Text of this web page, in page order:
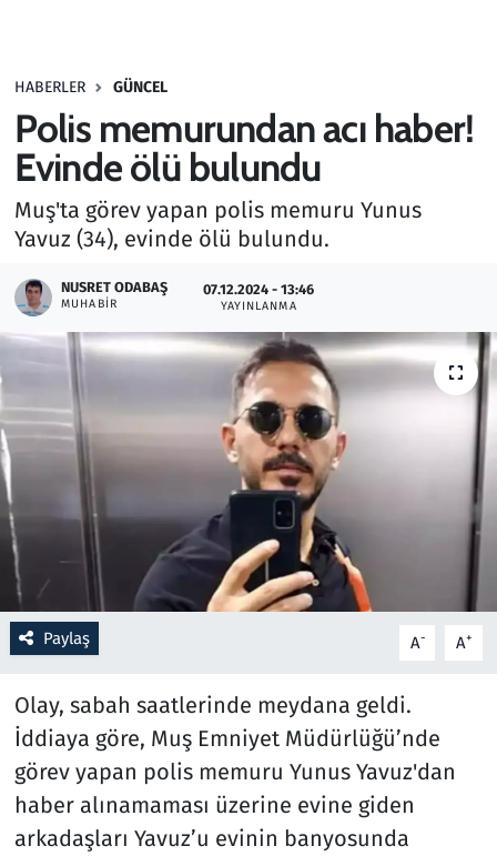
HABERLER GÜNCEL
Polis memurundan acı haber!
Evinde ölü bulundu
Muş'ta görev yapan polis memuru Yunus
Yavuz (34), evinde ölü bulundu.
NUSRET ODABAŞ
MUHABIR
07.12.2024 - 13:46
YAYINLANMA
Paylaş A- A+
Olay, sabah saatlerinde meydana geldi.
İddiaya göre, Muş Emniyet Müdürlüğü’nde
görev yapan polis memuru Yunus Yavuz'dan
haber alınamaması üzerine evine giden
arkadaşları Yavuz’u evinin banyosunda
Haber
Kültür Sanat
Kurumsal Haberler
Otomobil
Oyun
Ramazan
Resmi İlanlar
Rüya Tabirleri
Sağlık
Savunma Sanayi
Seçim 2023
Spor